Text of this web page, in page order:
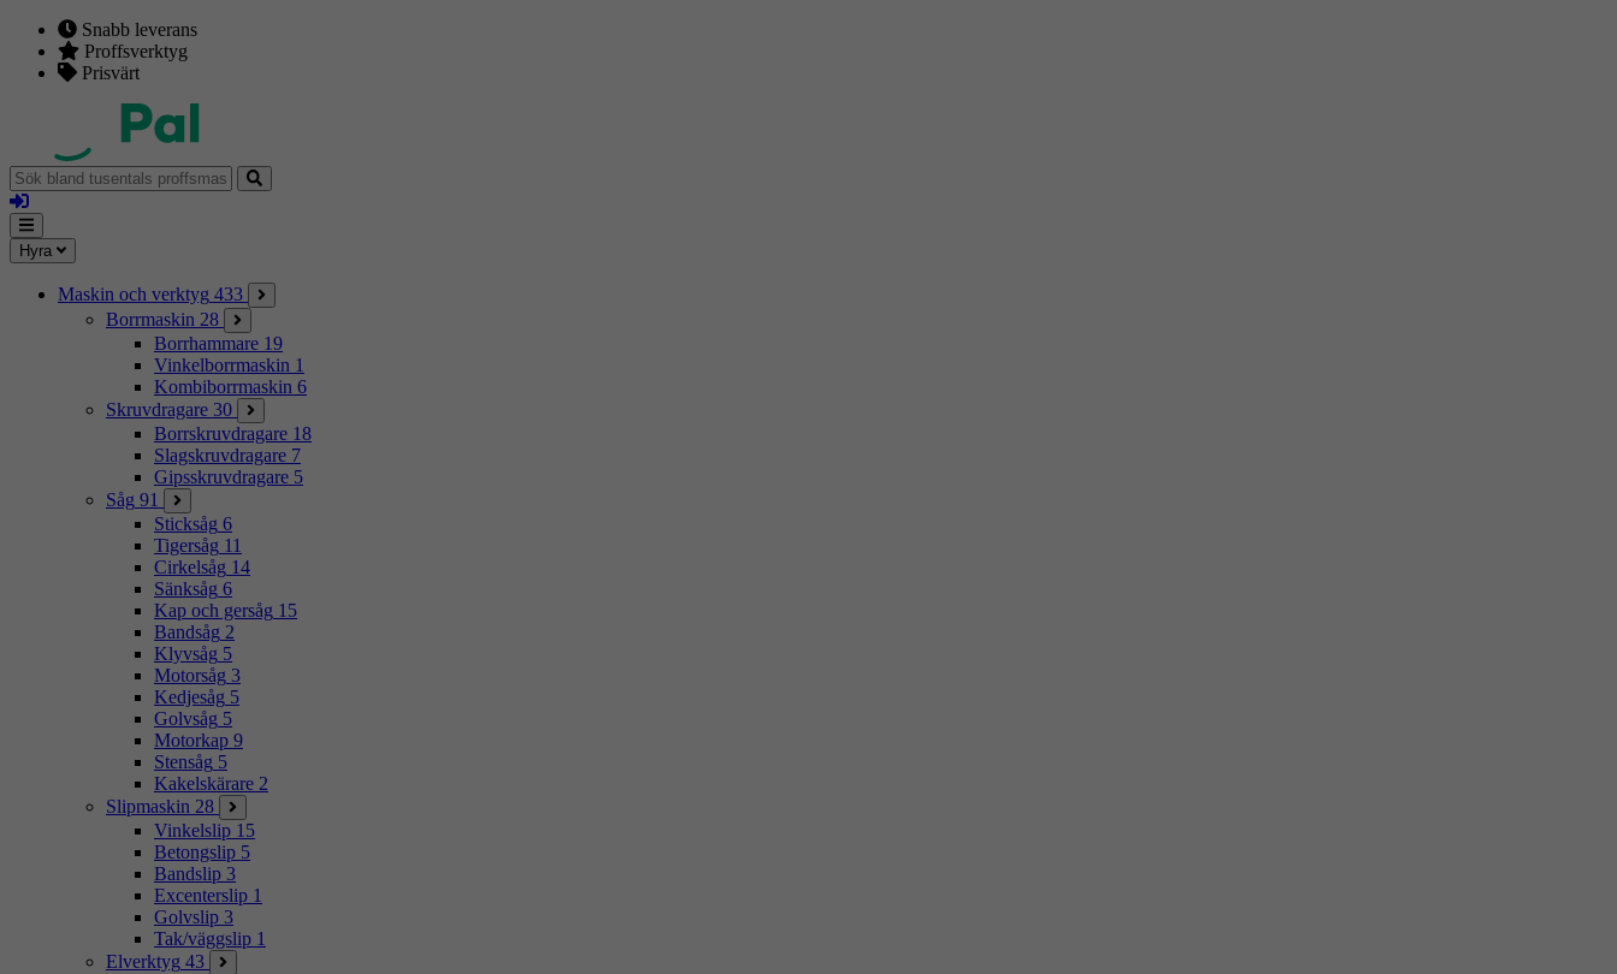
Snabb leverans
Proffsverktyg
Prisvärt
Sök
bland
tusentals
proffsmaskiner
Logga
in
Mina
sidor
Meny
Hyra
Maskin och verktyg 433
Borrmaskin 28
Borrhammare 19
Vinkelborrmaskin 1
Kombiborrmaskin 6
Skruvdragare 30
Borrskruvdragare 18
Slagskruvdragare 7
Gipsskruvdragare 5
Såg 91
Sticksåg 6
Tigersåg 11
Cirkelsåg 14
Sänksåg 6
Kap och gersåg 15
Bandsåg 2
Klyvsåg 5
Motorsåg 3
Kedjesåg 5
Golvsåg 5
Motorkap 9
Stensåg 5
Kakelskärare 2
Slipmaskin 28
Vinkelslip 15
Betongslip 5
Bandslip 3
Excenterslip 1
Golvslip 3
Tak/väggslip 1
Elverktyg 43